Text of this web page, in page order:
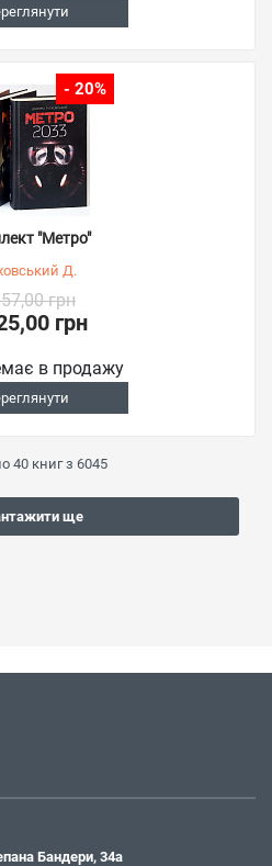
- 20%
"Метро"
Д.
грн
грн
в продажу
40 книг з 6045
ще
Бандери, 34а